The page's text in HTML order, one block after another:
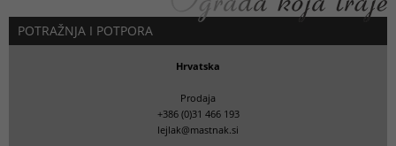
POTRAŽNJA I POTPORA
Hrvatska
Prodaja
+386 (0)31 466 193
lejlak@mastnak.si